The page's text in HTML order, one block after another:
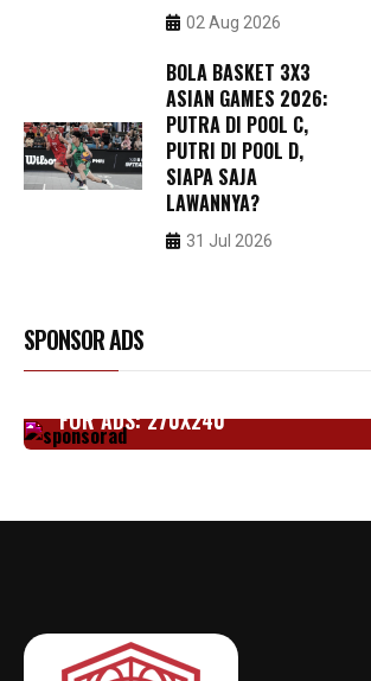
02 Aug 2026
BOLA BASKET 3X3
ASIAN GAMES 2026:
PUTRA DI POOL C,
PUTRI DI POOL D,
SIAPA SAJA
LAWANNYA?
31 Jul 2026
SPONSOR ADS
FOR ADS: 270X240